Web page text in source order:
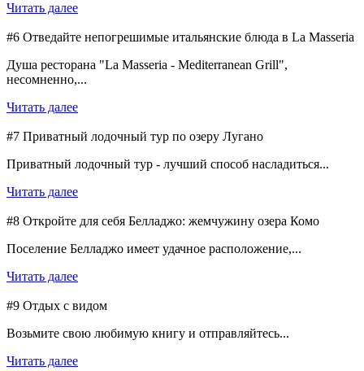
Читать далее
#6 Отведайте непогрешимые итальянские блюда в La Masseria
Душа ресторана "La Masseria - Mediterranean Grill",
несомненно,...
Читать далее
#7 Приватный лодочный тур по озеру Лугано
Приватный лодочный тур - лучший способ насладиться...
Читать далее
#8 Откройте для себя Белладжо: жемчужину озера Комо
Поселение Белладжо имеет удачное расположение,...
Читать далее
#9 Отдых с видом
Возьмите свою любимую книгу и отправляйтесь...
Читать далее